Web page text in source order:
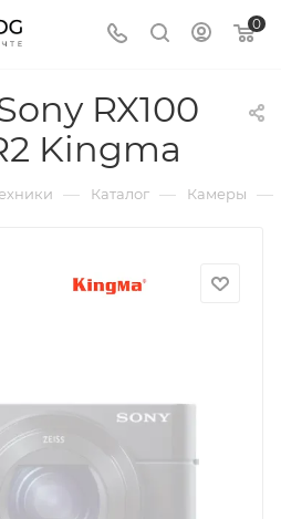
0
RX100
Kingma
— Каталог — Камеры —